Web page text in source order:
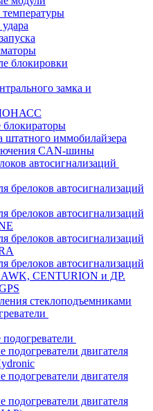
блокировки
замка и
штатного иммобилайзера
CAN-шины
автосигнализаций
брелоков автосигнализаций
брелоков автосигнализаций
брелоков автосигнализаций
брелоков автосигнализаций
CENTURION и ДР.
стеклоподъемниками
подогреватели двигателя
подогреватели двигателя
подогреватели двигателя